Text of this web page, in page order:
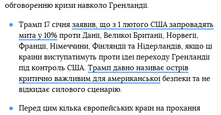
обговоренню кризи навколо Гренландії.
Трамп 17 січня заявив, що з 1 лютого США запровадять
мита у 10%проти Данії, Великої Британії, Норвегії,
Франції, Німеччини, Фінляндії та Нідерландів, якщо ці
країни виступатимуть проти ідеї переходу Гренландії
під контроль США. Трамп давно називає острів
критично важливим для американськоїбезпеки та не
відкидає силового сценарію.
Перед цим кілька європейських країн на прохання